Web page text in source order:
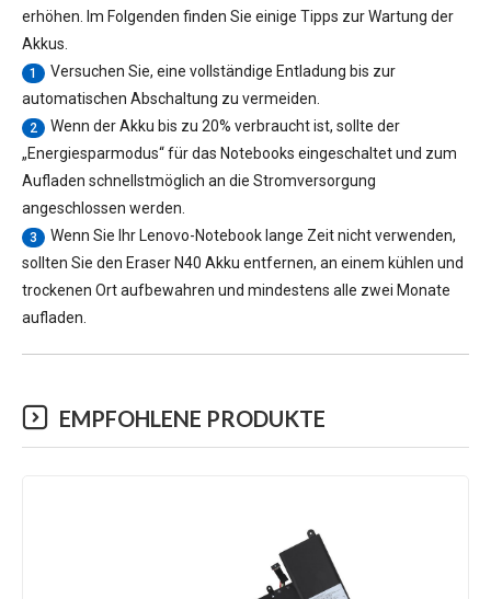
erhöhen. Im Folgenden finden Sie einige Tipps zur Wartung der
Akkus.
1
Versuchen Sie, eine vollständige Entladung bis zur
automatischen Abschaltung zu vermeiden.
2
Wenn der Akku bis zu 20% verbraucht ist, sollte der
„Energiesparmodus“ für das Notebooks eingeschaltet und zum
Aufladen schnellstmöglich an die Stromversorgung
angeschlossen werden.
3
Wenn Sie Ihr Lenovo-Notebook lange Zeit nicht verwenden,
sollten Sie den Eraser N40 Akku entfernen, an einem kühlen und
trockenen Ort aufbewahren und mindestens alle zwei Monate
aufladen.
EMPFOHLENE PRODUKTE